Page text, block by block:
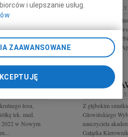
śmierci Taty
Inwazyjnej USK
29.07.2022
Mgr. farm.
szczerego żalu i
Mamy składa
Naczelnej Rady
losu,
lek. med.
2022 w Nowym
Z głębokim
Głowińskiego
nauczyciela
Gałązka
i ulepszanie usług.
ZAAWANSOWANE